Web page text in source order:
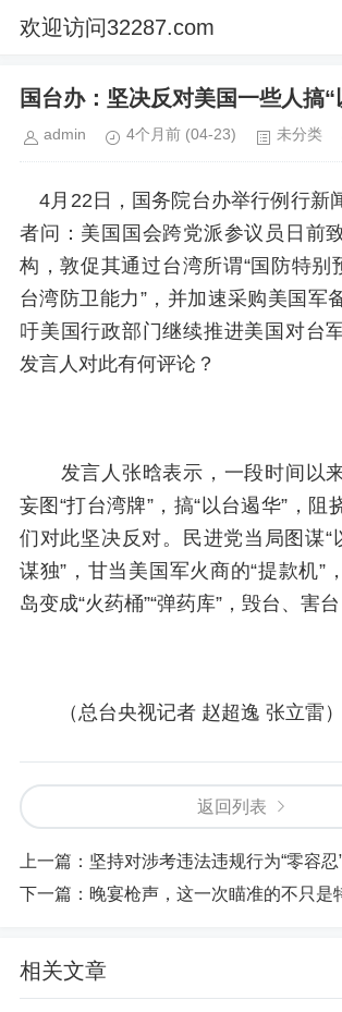
欢迎访问32287.com
国台办：坚决反对美国一些人搞“
admin 4个月前 (04-23) 未分类
4月22日，国务院台办举行例行新
者问：美国国会跨党派参议员日前
构，敦促其通过台湾所谓“国防特别
台湾防卫能力”，并加速采购美国军
吁美国行政部门继续推进美国对台
发言人对此有何评论？
发言人张晗表示，一段时间以来
妄图“打台湾牌”，搞“以台遏华”，阻
们对此坚决反对。民进党当局图谋“
谋独”，甘当美国军火商的“提款机”
岛变成“火药桶”“弹药库”，毁台、害
（总台央视记者 赵超逸 张立雷
返回列表
上一篇： 坚持对涉考违法违规行为“零容忍
下一篇： 晚宴枪声，这一次瞄准的不只是
相关文章